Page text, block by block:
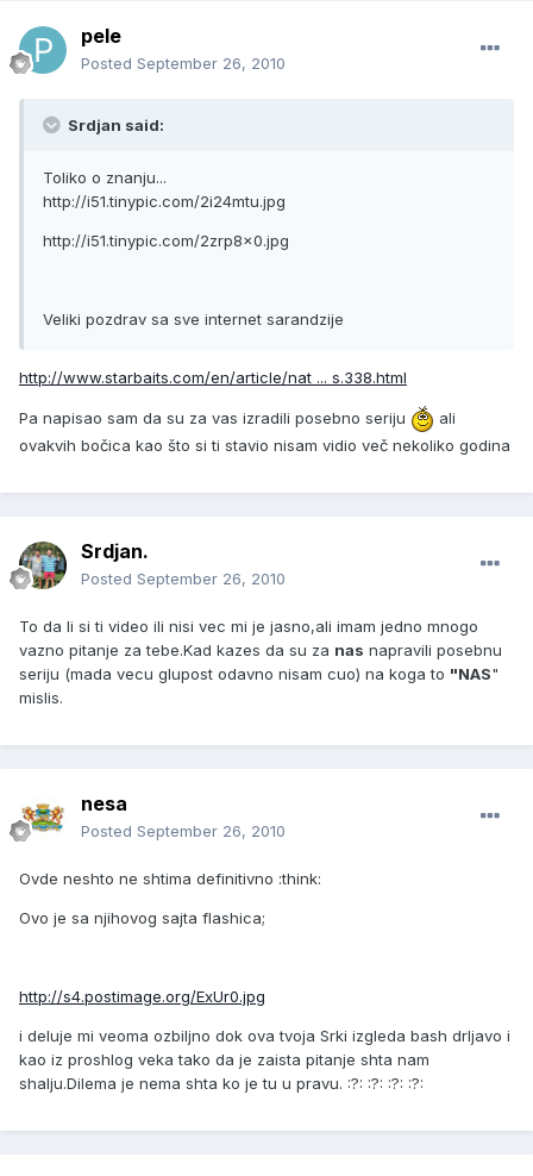
pele
Posted September 26, 2010
Srdjan said:
Toliko o znanju...
http://i51.tinypic.com/2i24mtu.jpg
http://i51.tinypic.com/2zrp8x0.jpg
Veliki pozdrav sa sve internet sarandzije
http://www.starbaits.com/en/article/nat ... s.338.html
Pa napisao sam da su za vas izradili posebno seriju
ali
ovakvih bočica kao što si ti stavio nisam vidio več nekoliko godina
Srdjan.
Posted September 26, 2010
To da li si ti video ili nisi vec mi je jasno,ali imam jedno mnogo
vazno pitanje za tebe.Kad kazes da su za nas napravili posebnu
seriju (mada vecu glupost odavno nisam cuo) na koga to "NAS"
mislis.
nesa
Posted September 26, 2010
Ovde neshto ne shtima definitivno :think:
Ovo je sa njihovog sajta flashica;
http://s4.postimage.org/ExUr0.jpg
i deluje mi veoma ozbiljno dok ova tvoja Srki izgleda bash drljavo i
kao iz proshlog veka tako da je zaista pitanje shta nam
shalju.Dilema je nema shta ko je tu u pravu. :?: :?: :?: :?: